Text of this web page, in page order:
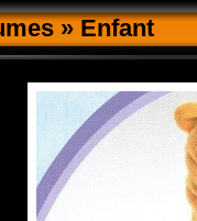
»Enfant